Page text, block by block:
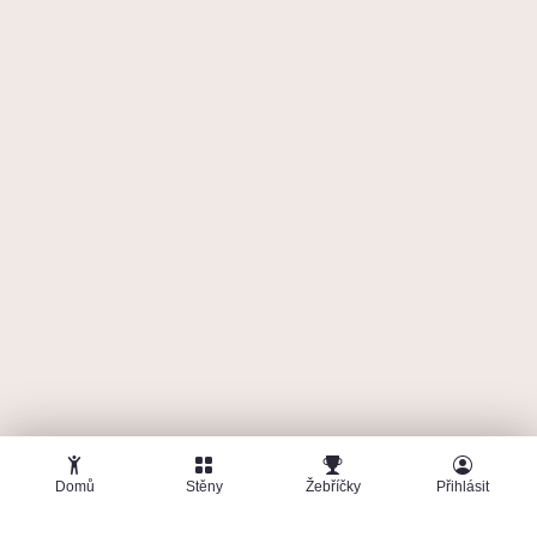
Domů Stěny Žebříčky Přihlásit